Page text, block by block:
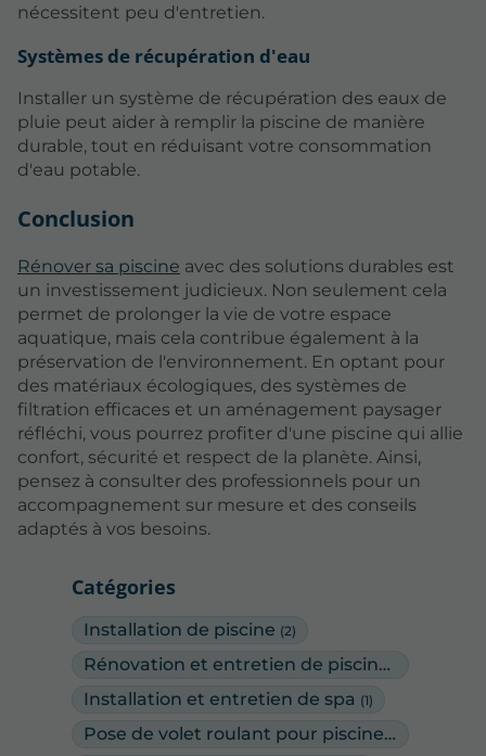
Catégories
Installation de piscine (2)
Rénovation et entretien de piscine (pose de PVC armé)
Installation et entretien de spa (1)
Pose de volet roulant pour piscine
(1)
nécessitent peu d'entretien.
Systèmes de récupération d'eau
Installer un système de récupération des eaux de
pluie peut aider à remplir la piscine de manière
durable, tout en réduisant votre consommation
d'eau potable.
Conclusion
Rénover sa piscine avec des solutions durables est
un investissement judicieux. Non seulement cela
permet de prolonger la vie de votre espace
aquatique, mais cela contribue également à la
préservation de l'environnement. En optant pour
des matériaux écologiques, des systèmes de
filtration efficaces et un aménagement paysager
réfléchi, vous pourrez profiter d'une piscine qui allie
confort, sécurité et respect de la planète. Ainsi,
pensez à consulter des professionnels pour un
accompagnement sur mesure et des conseils
adaptés à vos besoins.